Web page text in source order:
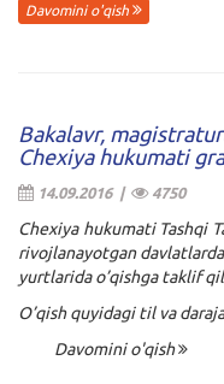
Davomini o'qish
Bakalavr,
Chexiya hukumati
14.09.2016 | 4750
Chexiya hukumati Tashqi
rivojlanayotgan
yurtlarida o’qishga taklif
O’qish quyidagi til va
Davomini o'qish